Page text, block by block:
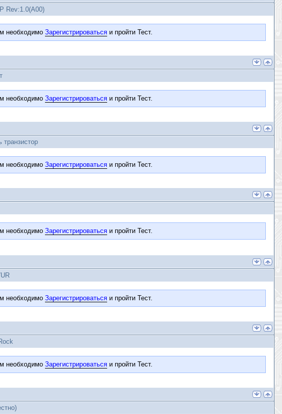
Rev:1.0(A00)
необходимо Зарегистрироваться и пройти Тест.
необходимо Зарегистрироваться и пройти Тест.
транзистор
необходимо Зарегистрироваться и пройти Тест.
необходимо Зарегистрироваться и пройти Тест.
необходимо Зарегистрироваться и пройти Тест.
необходимо Зарегистрироваться и пройти Тест.